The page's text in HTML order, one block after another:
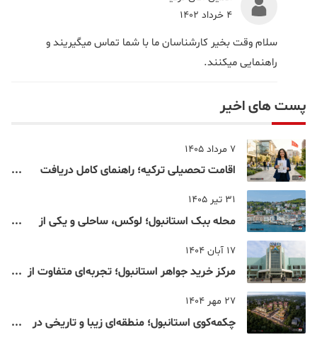
4 خرداد 1402
سلام وقت بخیر کارشناسان ما با شما تماس میگیریند و
راهنمایی میکنند.
پست های اخیر
7 مرداد 1405
اقامت تحصیلی ترکیه؛ راهنمای کامل دریافت
31 تیر 1405
محله ببک استانبول؛ لوکس، ساحلی و یکی از
17 آبان 1404
مرکز خرید جواهر استانبول؛ تجربه‌ای متفاوت از
27 مهر 1404
چکمه‌کوی استانبول؛ منطقه‌ای زیبا و تاریخی در